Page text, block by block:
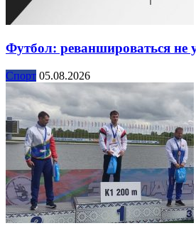
Футбол: реваншироваться не
Спорт 05.08.2026